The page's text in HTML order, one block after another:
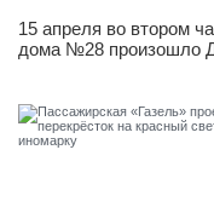
15 апреля во втором
дома №28 произошло